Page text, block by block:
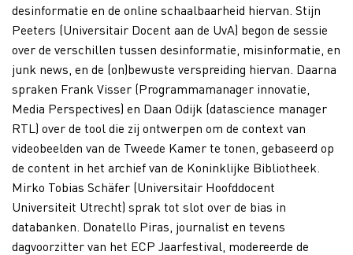
desinformatie en de online schaalbaarheid hiervan. Stijn
Peeters (Universitair Docent aan de UvA) begon de sessie
over de verschillen tussen desinformatie, misinformatie, en
junk news, en de (on)bewuste verspreiding hiervan. Daarna
spraken Frank Visser (Programmamanager innovatie,
Media Perspectives) en Daan Odijk (datascience manager
RTL) over de tool die zij ontwerpen om de context van
videobeelden van de Tweede Kamer te tonen, gebaseerd op
de content in het archief van de Koninklijke Bibliotheek.
Mirko Tobias Schäfer (Universitair Hoofddocent
Universiteit Utrecht) sprak tot slot over de bias in
databanken. Donatello Piras, journalist en tevens
dagvoorzitter van het ECP Jaarfestival, modereerde de